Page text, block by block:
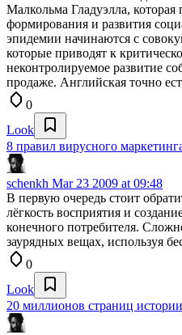
Малкольма Гладуэлла,
формирования и развития
эпидемии начинаются с
которые приводят к
неконтролируемое развитие
продаже. Английская точно
0
Look
8 правил вирусного
schenkh Mar 23 2009 at 09:48
В первую очередь стоит
лёгкость восприятия и
конечного потребителя.
заурядных вещах, используя
0
Look
20 миллионов страниц истории